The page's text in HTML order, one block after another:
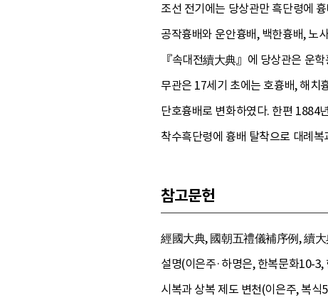
조선 전기에는 당상관만 흑단령에
공작흉배와 운안흉배, 백한흉배, 노
『속대전續大典』에 당상관은 운
무관은 17세기 초에는 호흉배, 해치
단호흉배로 변화하였다. 한편 1884년
착수흑단령에 흉배 탈착으로 대례
참고문헌
經國大典, 國朝五禮儀補序例, 續大
설명(이은주·하명은, 한복문화10-
시복과 상복 제도 변천(이은주, 복